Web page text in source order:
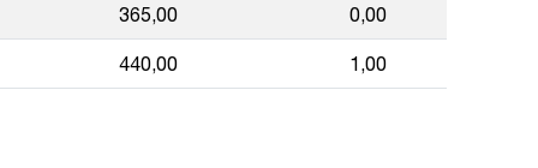
365,00 0,00
440,00 1,00